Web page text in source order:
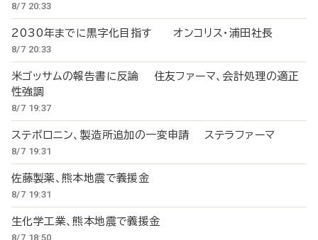
8/7 20:33
2030年までに黒字化目指す オンコリス・浦田社長
8/7 20:33
米ゴッサムの報告書に反論 住友ファーマ、会計処理の適正
性強調
8/7 19:37
ステボロニン、製造所追加の一変申請 ステラファーマ
8/7 19:31
佐藤製薬、熊本地震で義援金
8/7 19:31
生化学工業、熊本地震で義援金
8/7 18:50